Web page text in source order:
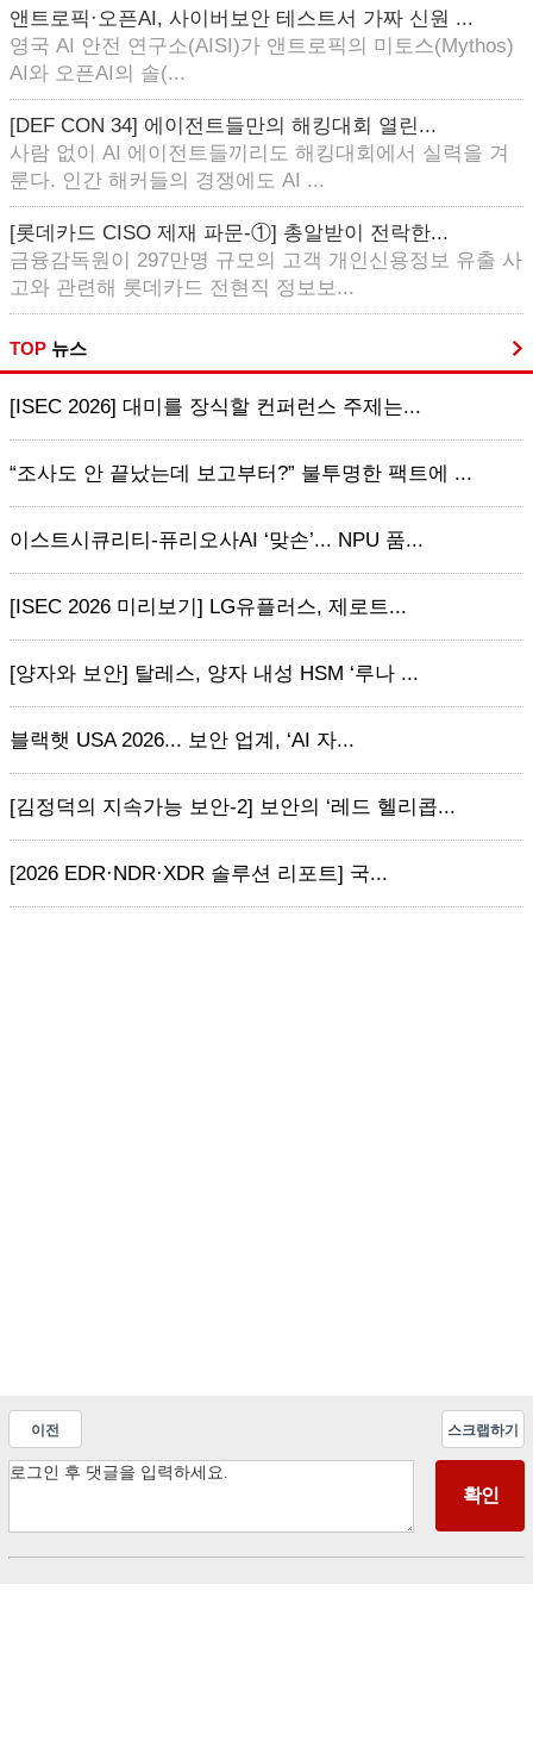
앤트로픽·오픈AI, 사이버보안 테스트서 가짜 신원 ...
영국 AI 안전 연구소(AISI)가 앤트로픽의 미토스(Mythos)
AI와 오픈AI의 솔(...
[DEF CON 34] 에이전트들만의 해킹대회 열린...
사람 없이 AI 에이전트들끼리도 해킹대회에서 실력을 겨
룬다. 인간 해커들의 경쟁에도 AI ...
[롯데카드 CISO 제재 파문-①] 총알받이 전락한...
금융감독원이 297만명 규모의 고객 개인신용정보 유출 사
고와 관련해 롯데카드 전현직 정보보...
TOP 뉴스
[ISEC 2026] 대미를 장식할 컨퍼런스 주제는...
“조사도 안 끝났는데 보고부터?” 불투명한 팩트에 ...
이스트시큐리티-퓨리오사AI ‘맞손’... NPU 품...
[ISEC 2026 미리보기] LG유플러스, 제로트...
[양자와 보안] 탈레스, 양자 내성 HSM ‘루나 ...
블랙햇 USA 2026... 보안 업계, ‘AI 자...
[김정덕의 지속가능 보안-2] 보안의 ‘레드 헬리콥...
[2026 EDR·NDR·XDR 솔루션 리포트] 국...
이전 스크랩하기